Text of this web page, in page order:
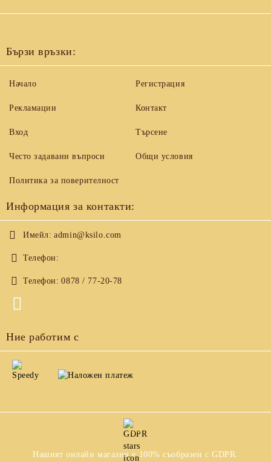
Бързи връзки:
Начало
Рекламации
Вход
Често задавани въпроси
Регистрация
Контакт
Търсене
Общи условия
Политика за поверителност
Информация за контакти:
Имейл: admin@ksilo.com
Телефон:
Телефон: 0878 / 77-20-78
Ние работим с
GDPR
Нашият онлайн магазин е 100% съобразен с GDPR.